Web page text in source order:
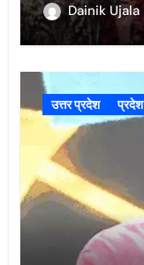
Dainik Ujala
उत्तर प्रदेश प्रदेश